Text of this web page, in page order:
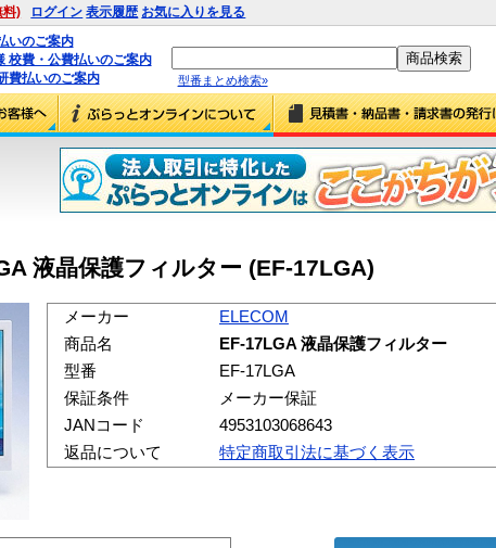
料) ログイン 表示履歴 お気に入りを見る
いのご案内
校費・公費払いのご案内
費払いのご案内
型番まとめ検索»
液晶保護フィルター (EF-17LGA)
メーカー
ELECOM
商品名
EF-17LGA 液晶保護フィルター
型番
EF-17LGA
保証条件
メーカー保証
JANコード
4953103068643
返品について
特定商取引法に基づく表示